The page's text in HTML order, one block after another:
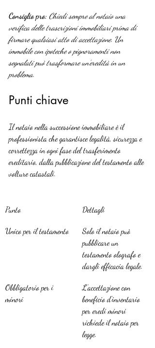
Consiglio pro: Chiedi sempre al notaio una
verifica delle trascrizioni immobiliari prima di
firmare qualsiasi atto di accettazione. Un
immobile con ipoteche o pignoramenti non
segnalati può trasformare un’eredità in un
problema.
Punti chiave
Il notaio nella successione immobiliare è il
professionista che garantisce legalità, sicurezza e
correttezza in ogni fase del trasferimento
ereditario, dalla pubblicazione del testamento alle
volture catastali.
Punto Dettagli
Unico per il testamento
Solo il notaio può
pubblicare un
testamento olografo e
dargli efficacia legale.
Obbligatorio per i
minori
L’accettazione con
beneficio d’inventario
per eredi minori
richiede il notaio per
legge.